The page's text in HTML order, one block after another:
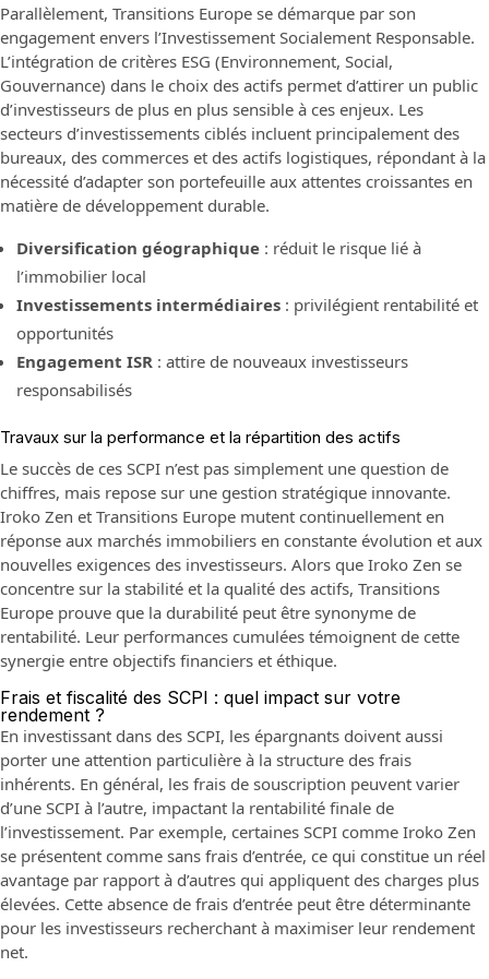
Parallèlement, Transitions Europe se démarque par son
engagement envers l’Investissement Socialement Responsable.
L’intégration de critères ESG (Environnement, Social,
Gouvernance) dans le choix des actifs permet d’attirer un public
d’investisseurs de plus en plus sensible à ces enjeux. Les
secteurs d’investissements ciblés incluent principalement des
bureaux, des commerces et des actifs logistiques, répondant à la
nécessité d’adapter son portefeuille aux attentes croissantes en
matière de développement durable.
Diversification géographique : réduit le risque lié à
l’immobilier local
Investissements intermédiaires : privilégient rentabilité et
opportunités
Engagement ISR : attire de nouveaux investisseurs
responsabilisés
Travaux sur la performance et la répartition des actifs
Le succès de ces SCPI n’est pas simplement une question de
chiffres, mais repose sur une gestion stratégique innovante.
Iroko Zen et Transitions Europe mutent continuellement en
réponse aux marchés immobiliers en constante évolution et aux
nouvelles exigences des investisseurs. Alors que Iroko Zen se
concentre sur la stabilité et la qualité des actifs, Transitions
Europe prouve que la durabilité peut être synonyme de
rentabilité. Leur performances cumulées témoignent de cette
synergie entre objectifs financiers et éthique.
Frais et fiscalité des SCPI : quel impact sur votre
rendement ?
En investissant dans des SCPI, les épargnants doivent aussi
porter une attention particulière à la structure des frais
inhérents. En général, les frais de souscription peuvent varier
d’une SCPI à l’autre, impactant la rentabilité finale de
l’investissement. Par exemple, certaines SCPI comme Iroko Zen
se présentent comme sans frais d’entrée, ce qui constitue un réel
avantage par rapport à d’autres qui appliquent des charges plus
élevées. Cette absence de frais d’entrée peut être déterminante
pour les investisseurs recherchant à maximiser leur rendement
net.